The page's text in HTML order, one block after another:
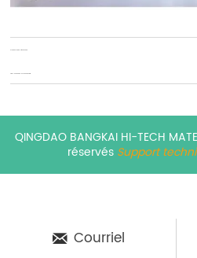
Previous:Base d'innovation
Next:Exposition professionnelle
QINGDAO BANGKAI HI-TECH
réservés Support
 Courriel